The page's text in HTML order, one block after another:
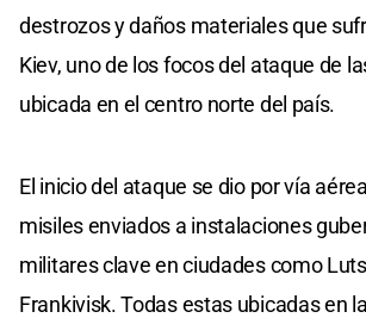
destrozos y daños materiales que
Kiev, uno de los focos del ataque de
ubicada en el centro norte del país.
El inicio del ataque se dio por vía
misiles enviados a instalaciones
militares clave en ciudades como
Frankivisk. Todas estas ubicadas en